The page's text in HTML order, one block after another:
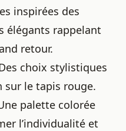
inspirées des
élégants rappelant
retour.
choix stylistiques
sur le tapis rouge.
palette colorée
l’individualité et